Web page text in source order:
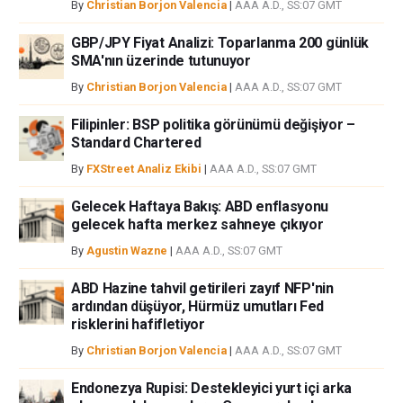
By Christian Borjon Valencia | AAA A.D., SS:07 GMT
GBP/JPY Fiyat Analizi: Toparlanma 200 günlük
SMA'nın üzerinde tutunuyor
By Christian Borjon Valencia | AAA A.D., SS:07 GMT
Filipinler: BSP politika görünümü değişiyor –
Standard Chartered
By FXStreet Analiz Ekibi | AAA A.D., SS:07 GMT
Gelecek Haftaya Bakış: ABD enflasyonu
gelecek hafta merkez sahneye çıkıyor
By Agustin Wazne | AAA A.D., SS:07 GMT
ABD Hazine tahvil getirileri zayıf NFP'nin
ardından düşüyor, Hürmüz umutları Fed
risklerini hafifletiyor
By Christian Borjon Valencia | AAA A.D., SS:07 GMT
Endonezya Rupisi: Destekleyici yurt içi arka